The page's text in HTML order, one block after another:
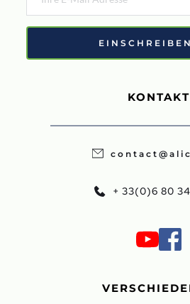
EINSCHREIBEN
KONTAKT
+ 33(0)6 80